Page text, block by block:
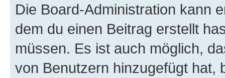
Die Board-Administration kann
dem du einen Beitrag erstellt
müssen. Es ist auch möglich,
von Benutzern hinzugefügt hat,